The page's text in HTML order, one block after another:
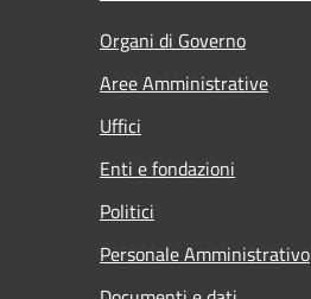
Organi di Governo
Aree Amministrative
Uffici
Enti e fondazioni
Politici
Personale Amministrativo